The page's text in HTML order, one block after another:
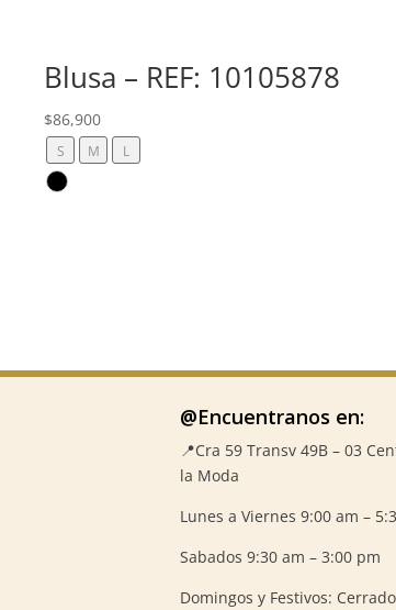
Blusa – REF: 10105878
$86,900
S M L
@Encuentranos en:
📍Cra 59 Transv 49B – 03
la Moda
Lunes a Viernes 9:00 am –
Sabados 9:30 am – 3:00 pm
Domingos y Festivos: Cerrado